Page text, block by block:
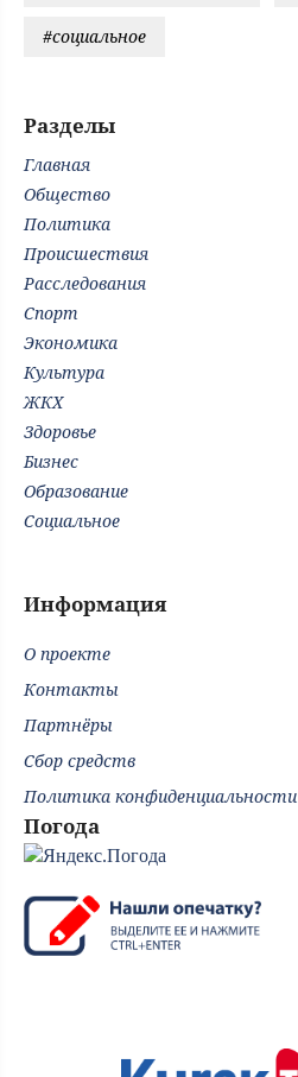
#социальное
Разделы
Главная
Общество
Политика
Происшествия
Расследования
Спорт
Экономика
Культура
ЖКХ
Здоровье
Бизнес
Образование
Социальное
Информация
О проекте
Контакты
Партнёры
Сбор средств
Политика конфиденциальности
Погода